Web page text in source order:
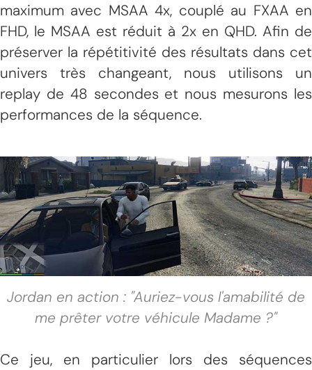
maximum avec MSAA 4x, couplé au FXAA en
FHD, le MSAA est réduit à 2x en QHD. Afin de
préserver la répétitivité des résultats dans cet
univers très changeant, nous utilisons un
replay de 48 secondes et nous mesurons les
performances de la séquence.
Jordan en action : "Auriez-vous l'amabilité de
me prêter votre véhicule Madame ?"
Ce jeu, en particulier lors des séquences